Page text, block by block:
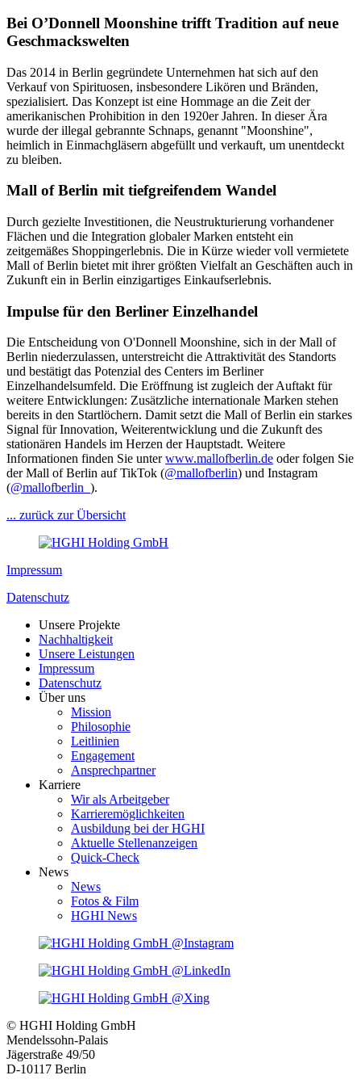
Bei O’Donnell Moonshine trifft Tradition auf neue
Geschmackswelten
Das 2014 in Berlin gegründete Unternehmen hat sich auf den
Verkauf von Spirituosen, insbesondere Likören und Bränden,
spezialisiert. Das Konzept ist eine Hommage an die Zeit der
amerikanischen Prohibition in den 1920er Jahren. In dieser Ära
wurde der illegal gebrannte Schnaps, genannt "Moonshine",
heimlich in Einmachgläsern abgefüllt und verkauft, um unentdeckt
zu bleiben.
Mall of Berlin mit tiefgreifendem Wandel
Durch gezielte Investitionen, die Neustrukturierung vorhandener
Flächen und die Integration globaler Marken entsteht ein
zeitgemäßes Shoppingerlebnis. Die in Kürze wieder voll vermietete
Mall of Berlin bietet mit ihrer größten Vielfalt an Geschäften auch in
Zukunft ein in Berlin einzigartiges Einkaufserlebnis.
Impulse für den Berliner Einzelhandel
Die Entscheidung von O'Donnell Moonshine, sich in der Mall of
Berlin niederzulassen, unterstreicht die Attraktivität des Standorts
und bestätigt das Potenzial des Centers im Berliner
Einzelhandelsumfeld. Die Eröffnung ist zugleich der Auftakt für
weitere Entwicklungen: Zusätzliche internationale Marken stehen
bereits in den Startlöchern. Damit setzt die Mall of Berlin ein starkes
Signal für Innovation, Weiterentwicklung und die Zukunft des
stationären Handels im Herzen der Hauptstadt. Weitere
Informationen finden Sie unterwww.mallofberlin.de oder folgen Sie
der Mall of Berlin auf TikTok (@mallofberlin) und Instagram
(@mallofberlin_ ).
... zurück zur Übersicht
Impressum
Datenschutz
Unsere Projekte
Nachhaltigkeit
Unsere Leistungen
Impressum
Datenschutz
Über uns
Mission
Philosophie
Leitlinien
Engagement
Ansprechpartner
Karriere
Wir als Arbeitgeber
Karrieremöglichkeiten
Ausbildung bei der HGHI
Aktuelle Stellenanzeigen
Quick-Check
News
News
Fotos & Film
HGHI News
© HGHI Holding GmbH
Mendelssohn-Palais
Jägerstraße 49/50
D-10117 Berlin